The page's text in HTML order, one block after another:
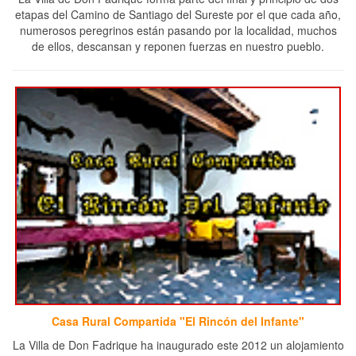
etapas del Camino de Santiago del Sureste por el que cada año,
numerosos peregrinos están pasando por la localidad, muchos
de ellos, descansan y reponen fuerzas en nuestro pueblo.
Casa Rural Compartida "El Rincón del Infante"
La Villa de Don Fadrique ha inaugurado este 2012 un alojamiento